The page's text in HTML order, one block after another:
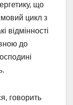
що
цикл з
відмінності
до
говорить